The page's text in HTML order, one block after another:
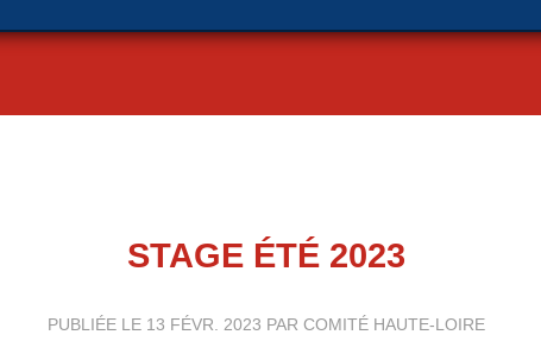
STAGE ÉTÉ 2023
PUBLIÉE LE 13 FÉVR. 2023 PAR COMITÉ HAUTE-LOIRE